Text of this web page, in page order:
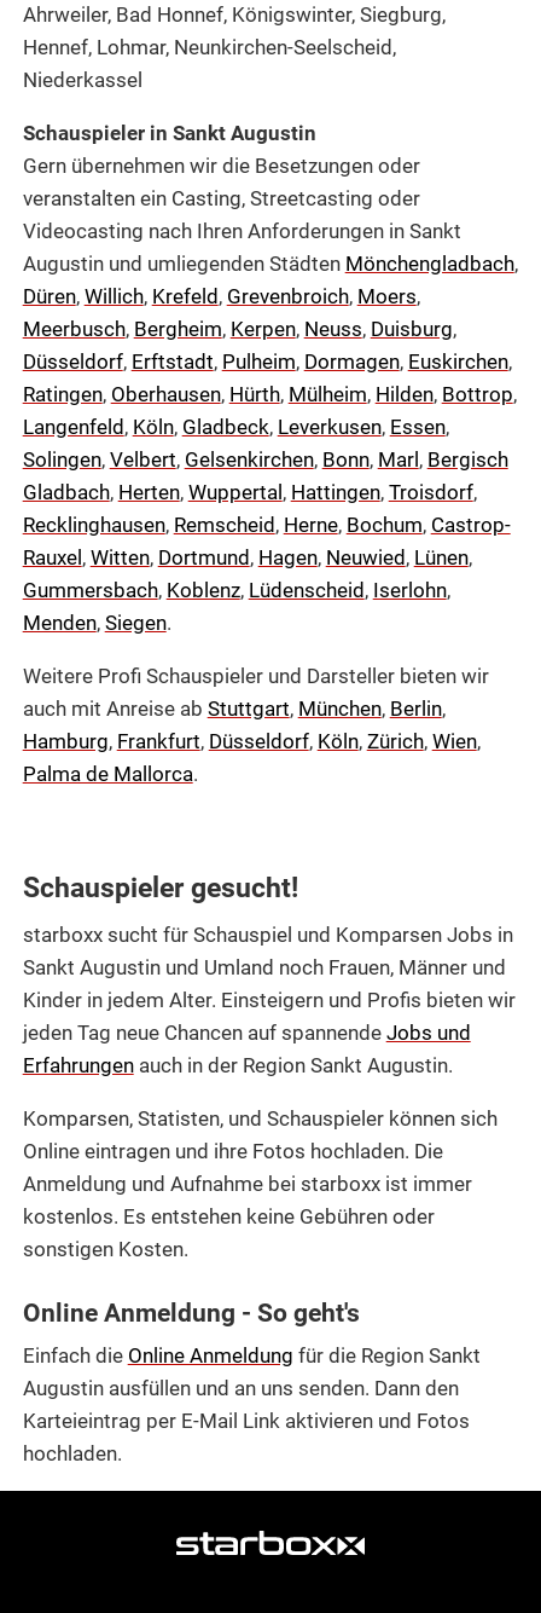
Ahrweiler, Bad Honnef, Königswinter, Siegburg,
Hennef, Lohmar, Neunkirchen-Seelscheid,
Niederkassel
Schauspieler in Sankt Augustin
Gern übernehmen wir die Besetzungen oder
veranstalten ein Casting, Streetcasting oder
Videocasting nach Ihren Anforderungen in Sankt
Augustin und umliegenden Städten Mönchengladbach,
Düren, Willich, Krefeld, Grevenbroich, Moers,
Meerbusch, Bergheim, Kerpen, Neuss, Duisburg,
Düsseldorf, Erftstadt, Pulheim, Dormagen, Euskirchen,
Ratingen, Oberhausen, Hürth, Mülheim, Hilden, Bottrop,
Langenfeld, Köln, Gladbeck, Leverkusen, Essen,
Solingen, Velbert, Gelsenkirchen, Bonn, Marl, Bergisch
Gladbach, Herten, Wuppertal, Hattingen, Troisdorf,
Recklinghausen, Remscheid, Herne, Bochum, Castrop-
Rauxel, Witten, Dortmund, Hagen, Neuwied, Lünen,
Gummersbach, Koblenz, Lüdenscheid, Iserlohn,
Menden, Siegen.
Weitere Profi Schauspieler und Darsteller bieten wir
auch mit Anreise ab Stuttgart, München, Berlin,
Hamburg, Frankfurt, Düsseldorf, Köln, Zürich, Wien,
Palma de Mallorca.
Schauspieler gesucht!
starboxx sucht für Schauspiel und Komparsen Jobs in
Sankt Augustin und Umland noch Frauen, Männer und
Kinder in jedem Alter. Einsteigern und Profis bieten wir
jeden Tag neue Chancen auf spannende Jobs und
Erfahrungenauch in der Region Sankt Augustin.
Komparsen, Statisten, und Schauspieler können sich
Online eintragen und ihre Fotos hochladen. Die
Anmeldung und Aufnahme bei starboxx ist immer
kostenlos. Es entstehen keine Gebühren oder
sonstigen Kosten.
Online Anmeldung - So geht's
Einfach die Online Anmeldung für die Region Sankt
Augustin ausfüllen und an uns senden. Dann den
Karteieintrag per E-Mail Link aktivieren und Fotos
hochladen.